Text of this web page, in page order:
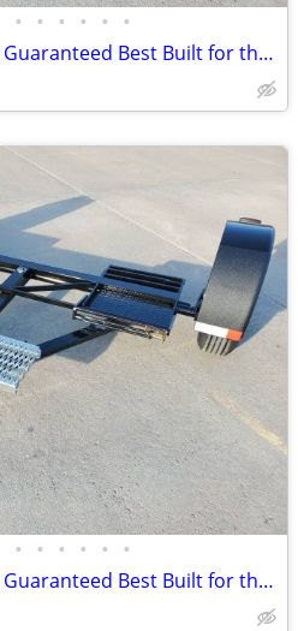
• • • • • •
Car Dolly NEW Delivered Guaranteed Best Built for the Money in U.S.!
• • • • • •
Car Dolly NEW Delivered Guaranteed Best Built for the Money in U.S.!